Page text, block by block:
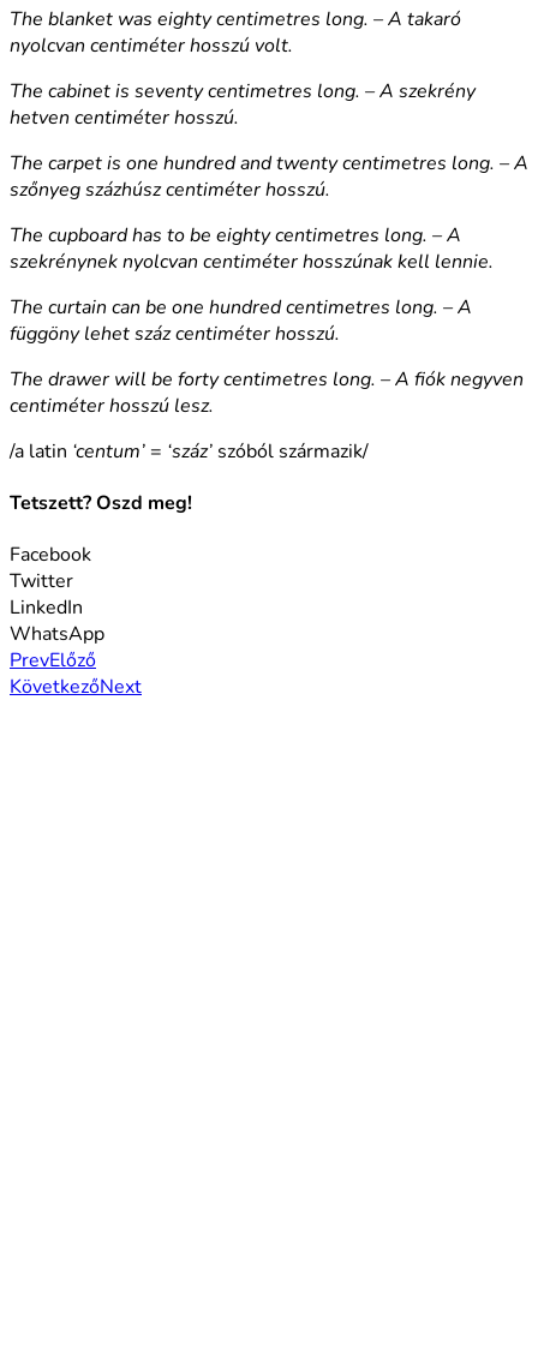
The blanket was eighty centimetres long. – A takaró
nyolcvan centiméter hosszú volt.
The cabinet is seventy centimetres long. – A szekrény
hetven centiméter hosszú.
The carpet is one hundred and twenty centimetres long. – A
szőnyeg százhúsz centiméter hosszú.
The cupboard has to be eighty centimetres long. – A
szekrénynek nyolcvan centiméter hosszúnak kell lennie.
The curtain can be one hundred centimetres long. – A
függöny lehet száz centiméter hosszú.
The drawer will be forty centimetres long. – A fiók negyven
centiméter hosszú lesz.
/a latin ‘centum’ = ‘száz’ szóból származik/
Tetszett? Oszd meg!
Facebook
Twitter
LinkedIn
WhatsApp
PrevElőző
KövetkezőNext